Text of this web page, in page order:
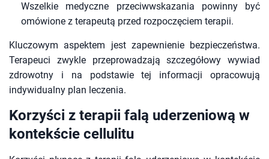
Wszelkie medyczne przeciwwskazania powinny być
omówione z terapeutą przed rozpoczęciem terapii.
Kluczowym aspektem jest zapewnienie bezpieczeństwa.
Terapeuci zwykle przeprowadzają szczegółowy wywiad
zdrowotny i na podstawie tej informacji opracowują
indywidualny plan leczenia.
Korzyści z terapii falą uderzeniową w
kontekście cellulitu